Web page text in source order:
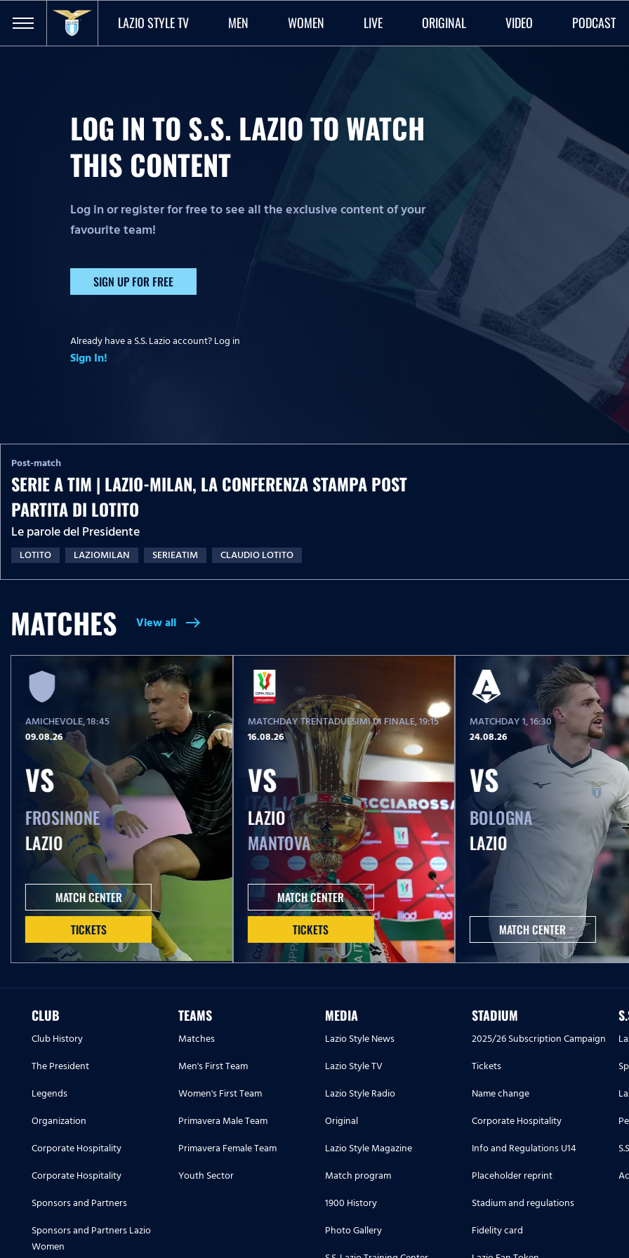
LAZIO STYLE TV MEN WOMEN LIVE ORIGINAL VIDEO PODCAST
LOG IN TO S.S. LAZIO TO WATCH
THIS CONTENT
Log in or register for free to see all the exclusive content of your
favourite team!
SIGN UP FOR FREE
Already have a S.S. Lazio account? Log in
Sign In!
Post-match
SERIE A TIM | LAZIO-MILAN, LA CONFERENZA STAMPA POST
PARTITA DI LOTITO
Le parole del Presidente
LOTITO LAZIOMILAN SERIEATIM CLAUDIO LOTITO
MATCHES View all east
AMICHEVOLE, 18:45
09.08.26
VS
FROSINONE
LAZIO
MATCH CENTER
TICKETS
MATCHDAY TRENTADUESIMI DI FINALE, 19:15
16.08.26
VS
LAZIO
MANTOVA
MATCH CENTER
TICKETS
MATCHDAY 1, 16:30
24.08.26
VS
BOLOGNA
LAZIO
MATCH CENTER
CLUB
Club History
The President
Legends
Organization
Corporate Hospitality
Corporate Hospitality
Sponsors and Partners
Sponsors and Partners Lazio
Women
TEAMS
Matches
Men's First Team
Women's First Team
Primavera Male Team
Primavera Female Team
Youth Sector
MEDIA
Lazio Style News
Lazio Style TV
Lazio Style Radio
Original
Lazio Style Magazine
Match program
1900 History
Photo Gallery
STADIUM
2025/26 Subscription Campaign
Tickets
Name change
Corporate Hospitality
Info and Regulations U14
Placeholder reprint
Stadium and regulations
Fidelity card